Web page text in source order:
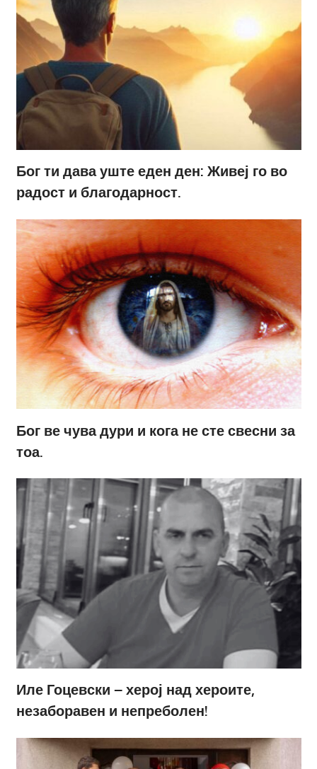
Бог ти дава уште еден ден: Живеј го во
радост и благодарност.
Бог ве чува дури и кога не сте свесни за
тоа.
Иле Гоцевски – херој над хероите,
незаборавен и непреболен!